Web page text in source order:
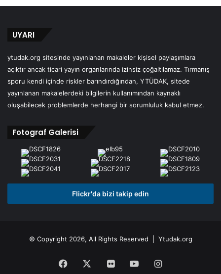
UYARI
ytudak.org sitesinde yayınlanan makaleler kişisel paylaşımlara
açıktır ancak ticari yayın organlarında izinsiz çoğaltılamaz. Tırmanış
sporu kendi içinde riskler barındırdığından, YTÜDAK, sitede
yayınlanan makalelerdeki bilgilerin kullanımından kaynaklı
oluşabilecek problemlerde herhangi bir sorumluluk kabul etmez.
Fotograf Galerisi
Flickr'da bizi takip edin
© Copyright 2026, All Rights Reserved | Ytudak.org
Facebook FlickrYouTubeInstagram